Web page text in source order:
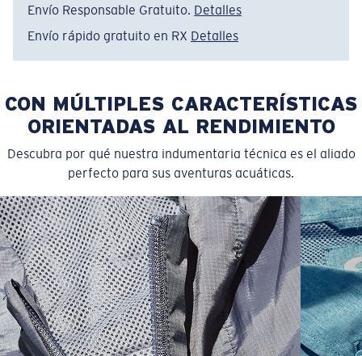
• Lavar a máquina en frío, del revés, con colores
similares. Secar en máquina a temperatura baja.
Nombre del modelo:Tech Banner LS
Artículo n.°:FQA400785-453
Tamaño:S
Envío Responsable Gratuito. Detalles
Envío rápido gratuito en RX Detalles
CON MÚLTIPLES CARACTERÍSTICAS
ORIENTADAS AL RENDIMIENTO
Descubra por qué nuestra indumentaria técnica es el aliado
perfecto para sus aventuras acuáticas.